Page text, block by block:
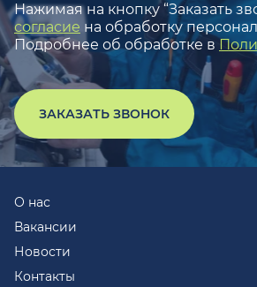
Нажимая на кнопку “Заказать
согласие на обработку
Подробнее об обработке в
ЗАКАЗАТЬ ЗВОНОК
О нас
Вакансии
Новости
Контакты